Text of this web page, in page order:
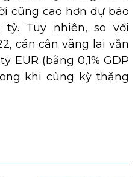
cũng cao hơn dự báo
tỷ. Tuy nhiên, so với
cán cân vãng lai vẫn
EUR (bằng 0,1% GDP
khi cùng kỳ thặng